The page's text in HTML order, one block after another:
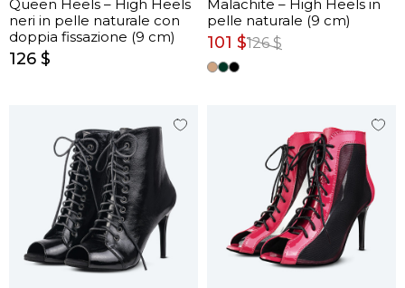
Queen Heels – High Heels
neri in pelle naturale con
doppia fissazione (9 cm)
126 $
Malachite – High Heels in
pelle naturale (9 cm)
101 $126 $